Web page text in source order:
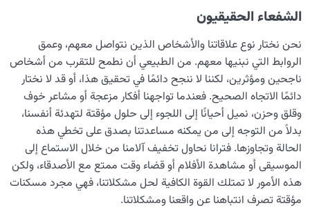
الشفعاء الحقيقيون
نحن نختار نوع علاقاتنا والأشخاص الذين نتواصل معهم، وعمق
الروابط التي نبنيها معهم. من الطبيعي أن نطمح للتقرب من أشخاص
ناجحين ومؤثرين، لكننا لا ننجح دائمًا في تحقيق هذا، أو قد لا نختار
دائمًا الاتجاه الصحيح. فعندما تواجهنا أفكار مزعجة أو مشاعر خوف
وقلق وحزن، نميل أحيانًا إلى اللجوء إلى حلول مؤقتة لتهدئة أنفسنا،
بدلاً من التوجه إلى من يمكنه مساعدتنا بصدق على تخطي هذه
الحالة وتجاوزها. فترانا نحاول تخفيف آلامنا من خلال الاستماع إلى
الموسيقى أو مشاهدة الأفلام أو قضاء وقت ممتع مع الأصدقاء، ولكن
هذه الأمور لا تمتلك القوة الكافية لحل مشكلاتنا، فهي مجرد مسكنات
مؤقتة تصرف انتباهنا عن واقعنا ومشكلاتنا.